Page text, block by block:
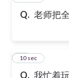
Q. 老师把全
Q. 我忙着玩
12
10 sec